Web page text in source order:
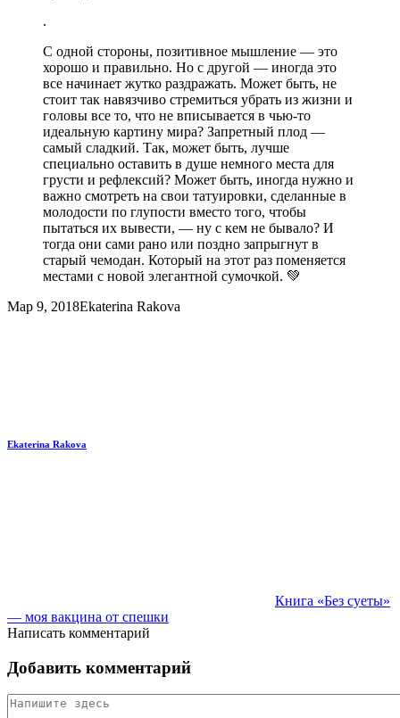
.
С одной стороны, позитивное мышление — это
хорошо и правильно. Но с другой — иногда это
все начинает жутко раздражать. Может быть, не
стоит так навязчиво стремиться убрать из жизни и
головы все то, что не вписывается в чью-то
идеальную картину мира? Запретный плод —
самый сладкий. Так, может быть, лучше
специально оставить в душе немного места для
грусти и рефлексий? Может быть, иногда нужно и
важно смотреть на свои татуировки, сделанные в
молодости по глупости вместо того, чтобы
пытаться их вывести, — ну с кем не бывало? И
тогда они сами рано или поздно запрыгнут в
старый чемодан. Который на этот раз поменяется
местами с новой элегантной сумочкой. 💚
Мар 9, 2018Ekaterina Rakova
Ekaterina Rakova
Книга «Без суеты»
— моя вакцина от спешки
Написать комментарий
Добавить комментарий